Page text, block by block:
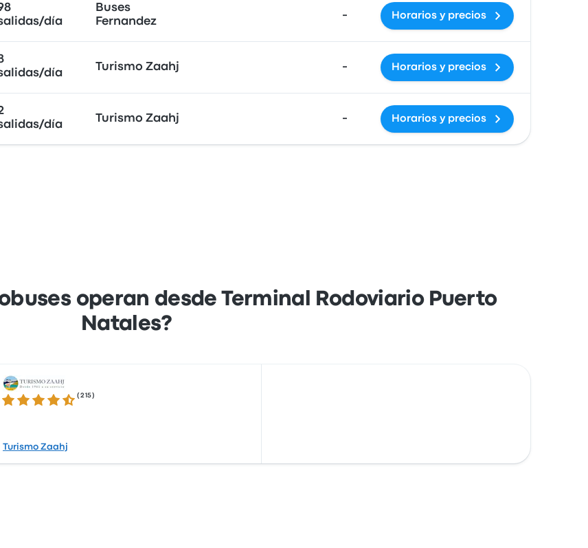
día
Buses
Fernandez
- Horarios y precios
día
Turismo Zaahj - Horarios y precios
día
Turismo Zaahj - Horarios y precios
operan desde Terminal Rodoviario Puerto
Natales?
4.5 sobre 5 estrellas
( 215 )
Turismo Zaahj